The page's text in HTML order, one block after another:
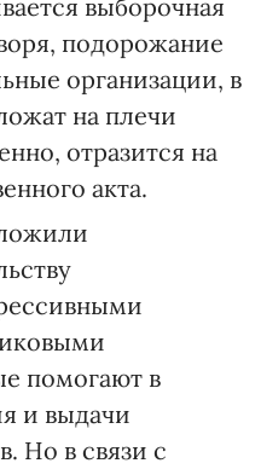
выборочная
подорожание
организации, в
на плечи
отразится на
акта.
помогают в
и выдачи
Но в связи с